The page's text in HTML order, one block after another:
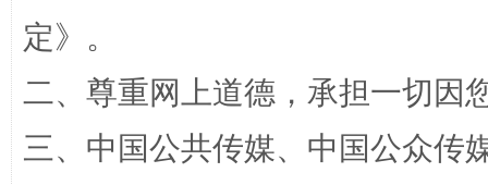
招工难、用工荒背后
定》。
二、尊重网上道德，承担一切因
三、中国公共传媒、中国公众传